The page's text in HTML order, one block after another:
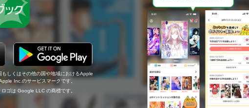
しくはその他の国や地域におけるApple
Inc.のサービスマークです。
ゴは Google LLC の商標です。